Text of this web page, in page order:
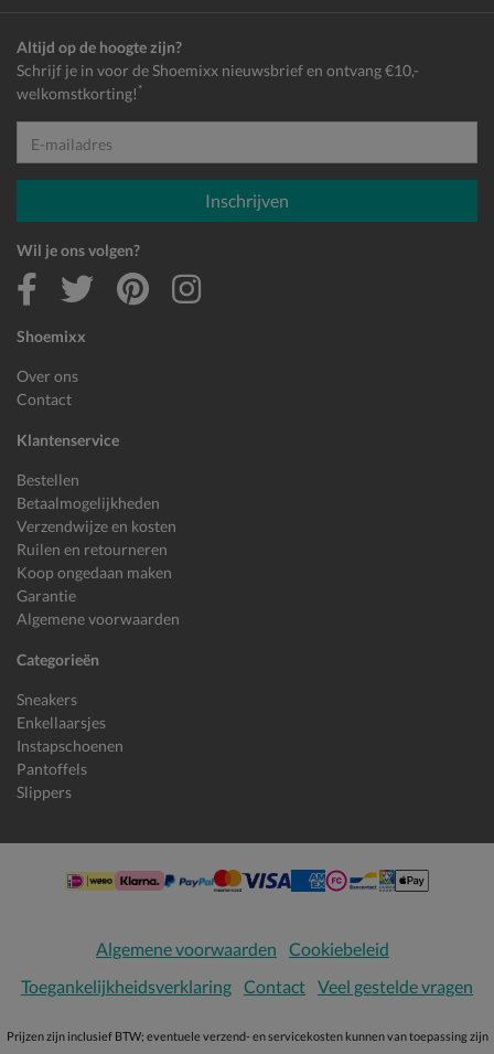
Shoemixx
Over ons
Contact
Klantenservice
Bestellen
Betaalmogelijkheden
Verzendwijze en kosten
Ruilen en retourneren
Koop ongedaan maken
Garantie
Algemene voorwaarden
Categorieën
Sneakers
Enkellaarsjes
Instapschoenen
Pantoffels
Slippers
Altijd op de hoogte zijn?
Schrijf je in voor de Shoemixx nieuwsbrief en ontvang €10,-
welkomstkorting! *
E-mailadres
Inschrijven
Wil je ons volgen?
Algemene voorwaarden
Cookiebeleid
Toegankelijkheidsverklaring Contact Veel gestelde vragen
Prijzen zijn inclusief BTW; eventuele verzend- en servicekosten kunnen van toepassing zijn